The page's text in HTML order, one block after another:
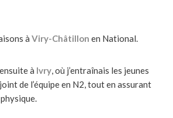
à Viry-Châtillon en National.
à Ivry, où j’entraînais les jeunes
de l’équipe en N2, tout en assurant